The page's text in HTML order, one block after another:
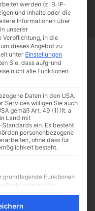
Kirche
werden (z. B. IP-
und Inhalte oder die
Informationen über
unserer
Verpflichtung, in die
dieses Angebot zu
unter Einstellungen
Sie, dass aufgrund
nicht alle Funktionen
Daten in den USA.
Services willigen Sie auch
gemäß Art. 49 (1) lit. a
Land mit
ein. Es besteht
personenbezogene
ohne dass für
besteht.
für die eine
grundlegende Funktionen
Funktionieren der